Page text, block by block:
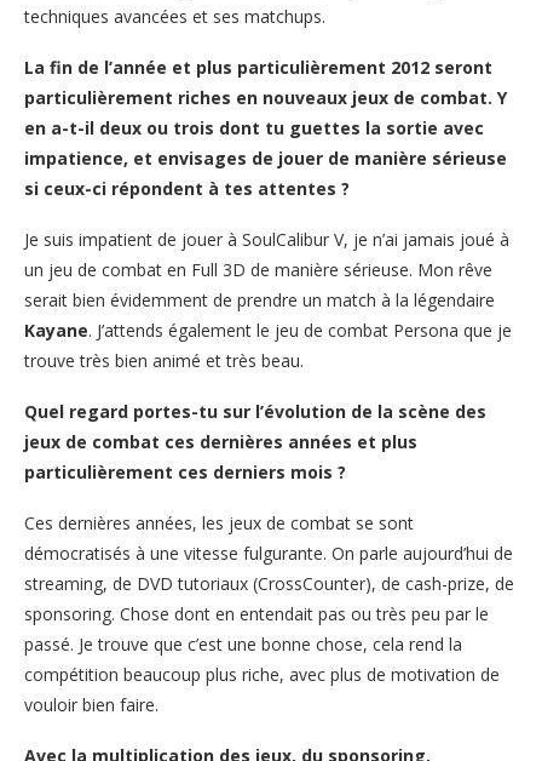
techniques avancées et ses matchups.
La fin de l’année et plus particulièrement 2012 seront
particulièrement riches en nouveaux jeux de combat. Y
en a-t-il deux ou trois dont tu guettes la sortie avec
impatience, et envisages de jouer de manière sérieuse
si ceux-ci répondent à tes attentes ?
Je suis impatient de jouer à SoulCalibur V, je n’ai jamais joué à
un jeu de combat en Full 3D de manière sérieuse. Mon rêve
serait bien évidemment de prendre un match à la légendaire
Kayane. J’attends également le jeu de combat Persona que je
trouve très bien animé et très beau.
Quel regard portes-tu sur l’évolution de la scène des
jeux de combat ces dernières années et plus
particulièrement ces derniers mois ?
Ces dernières années, les jeux de combat se sont
démocratisés à une vitesse fulgurante. On parle aujourd’hui de
streaming, de DVD tutoriaux (CrossCounter), de cash-prize, de
sponsoring. Chose dont en entendait pas ou très peu par le
passé. Je trouve que c’est une bonne chose, cela rend la
compétition beaucoup plus riche, avec plus de motivation de
vouloir bien faire.
Avec la multiplication des jeux, du sponsoring,